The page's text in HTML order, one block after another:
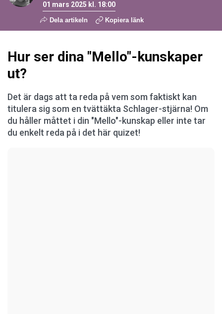
01 mars 2025 kl. 18:00
Dela artikeln Kopiera länk
Hur ser dina "Mello"-kunskaper
ut?
Det är dags att ta reda på vem som faktiskt kan
titulera sig som en tvättäkta Schlager-stjärna! Om
du håller måttet i din "Mello"-kunskap eller inte tar
du enkelt reda på i det här quizet!